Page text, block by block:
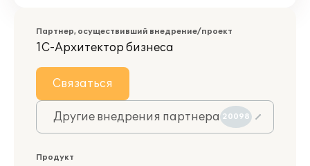
Партнер, осуществивший внедрение/проект
1С-Архитектор бизнеса
Связаться
Другие внедрения партнера 20098
Продукт